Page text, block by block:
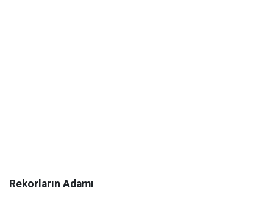
Rekorların Adamı